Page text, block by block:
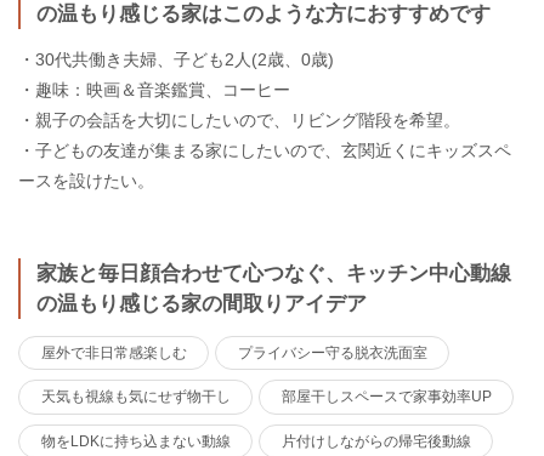
の温もり感じる家はこのような方におすすめです
・30代共働き夫婦、子ども2人(2歳、0歳)
・趣味：映画＆音楽鑑賞、コーヒー
・親子の会話を大切にしたいので、リビング階段を希望。
・子どもの友達が集まる家にしたいので、玄関近くにキッズスペ
ースを設けたい。
家族と毎日顔合わせて心つなぐ、キッチン中心動線
の温もり感じる家の間取りアイデア
屋外で非日常感楽しむ プライバシー守る脱衣洗面室
天気も視線も気にせず物干し 部屋干しスペースで家事効率UP
物をLDKに持ち込まない動線 片付けしながらの帰宅後動線